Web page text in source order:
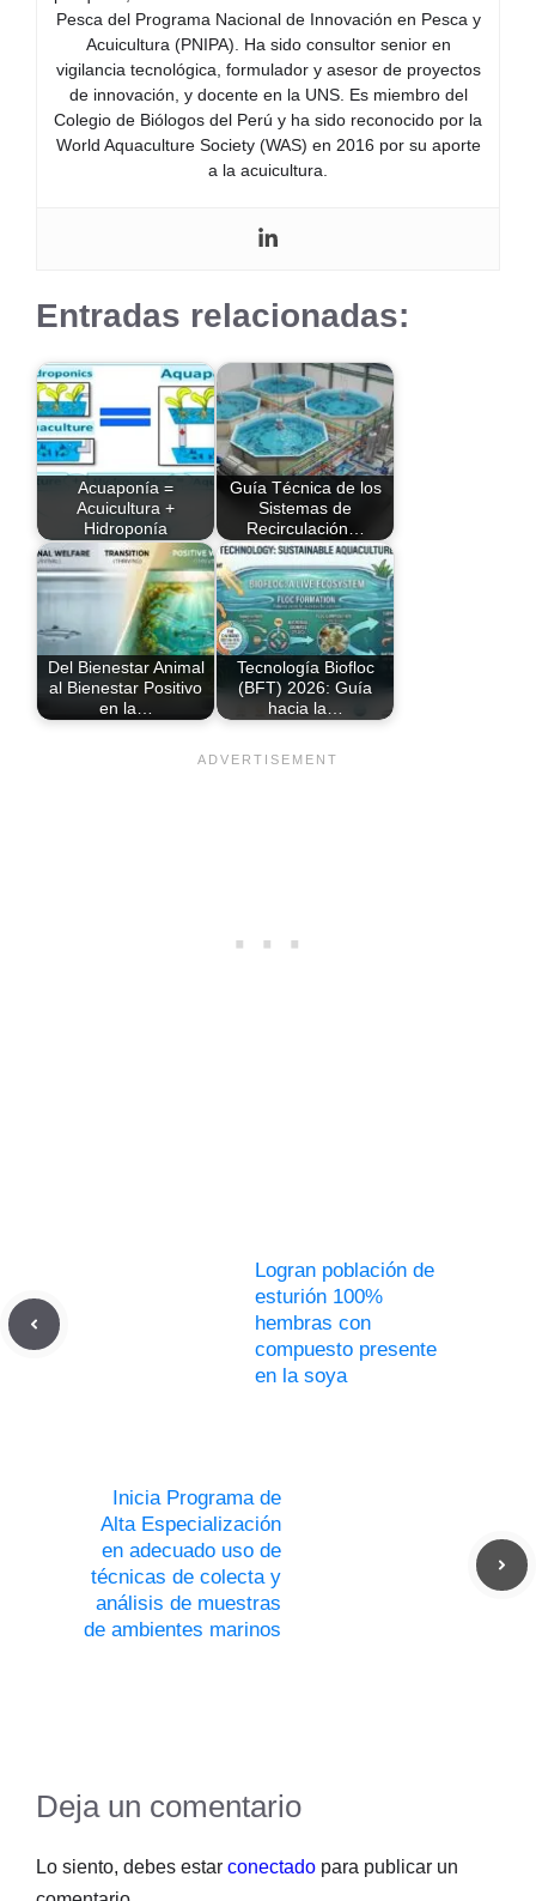
Pesca del Programa Nacional de Innovación en Pesca y
Acuicultura (PNIPA). Ha sido consultor senior en
vigilancia tecnológica, formulador y asesor de proyectos
de innovación, y docente en la UNS. Es miembro del
Colegio de Biólogos del Perú y ha sido reconocido por la
World Aquaculture Society (WAS) en 2016 por su aporte
a la acuicultura.
Entradas relacionadas:
Acuaponía =
Acuicultura +
Hidroponía
Guía Técnica de los
Sistemas de
Recirculación…
Del Bienestar Animal
al Bienestar Positivo
en la…
Tecnología Biofloc
(BFT) 2026: Guía
hacia la…
Logran población de
esturión 100%
hembras con
compuesto presente
en la soya
Inicia Programa de
Alta Especialización
en adecuado uso de
técnicas de colecta y
análisis de muestras
de ambientes marinos
Deja un comentario
Lo siento, debes estar conectado para publicar un